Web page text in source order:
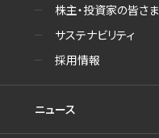
株主・投資家の皆さま
サステナビリティ
採用情報
ニュース